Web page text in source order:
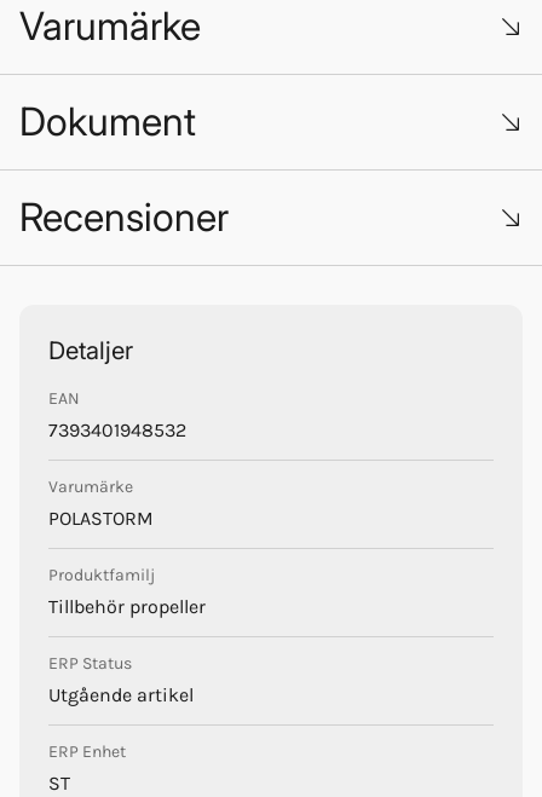
Varumärke
Dokument
Recensioner
Detaljer
EAN
7393401948532
Varumärke
POLASTORM
Produktfamilj
Tillbehör propeller
ERP Status
Utgående artikel
ERP Enhet
ST